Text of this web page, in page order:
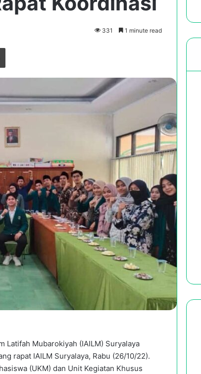
331 1 minute read
Print
Latifah Mubarokiyah (IAILM) Suryalaya
rapat IAILM Suryalaya, Rabu (26/10/22).
(UKM) dan Unit Kegiatan Khusus